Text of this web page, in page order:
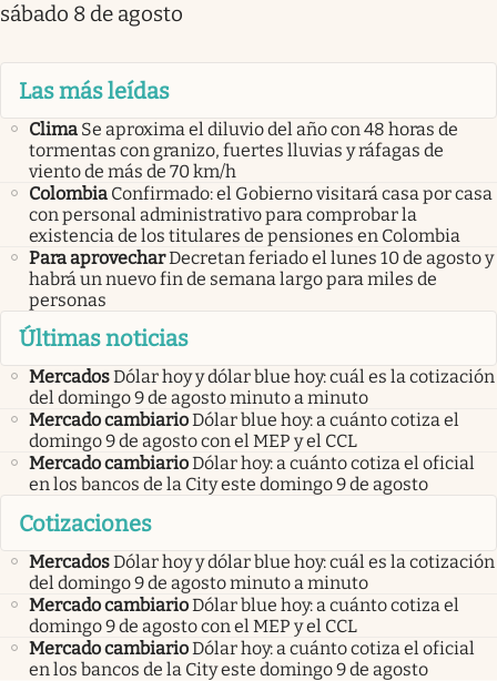
sábado 8 de agosto
Las más leídas
Clima Se aproxima el diluvio del año con 48 horas de
tormentas con granizo, fuertes lluvias y ráfagas de
viento de más de 70 km/h
Colombia Confirmado: el Gobierno visitará casa por casa
con personal administrativo para comprobar la
existencia de los titulares de pensiones en Colombia
Para aprovecharDecretan feriado el lunes 10 de agosto y
habrá un nuevo fin de semana largo para miles de
personas
Últimas noticias
MercadosDólar hoy y dólar blue hoy: cuál es la cotización
del domingo 9 de agosto minuto a minuto
Mercado cambiarioDólar blue hoy: a cuánto cotiza el
domingo 9 de agosto con el MEP y el CCL
Mercado cambiarioDólar hoy: a cuánto cotiza el oficial
en los bancos de la City este domingo 9 de agosto
Cotizaciones
MercadosDólar hoy y dólar blue hoy: cuál es la cotización
del domingo 9 de agosto minuto a minuto
Mercado cambiarioDólar blue hoy: a cuánto cotiza el
domingo 9 de agosto con el MEP y el CCL
Mercado cambiarioDólar hoy: a cuánto cotiza el oficial
en los bancos de la City este domingo 9 de agosto